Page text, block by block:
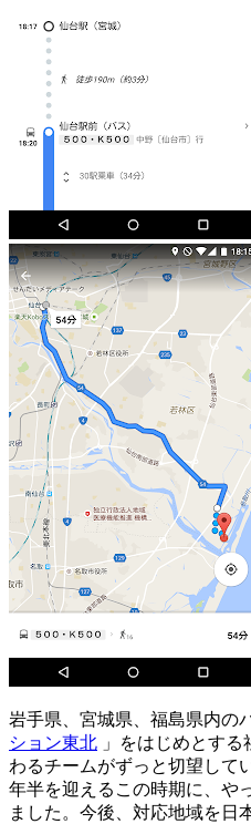
岩手県、宮城県、福島県内の
ション東北 」をはじめとす
わるチームがずっと切望して
年半を迎えるこの時期に、や
ました。今後、対応地域を日